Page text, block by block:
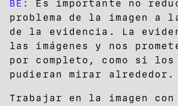
BE:
Es importante no
problema de la imagen a
de la evidencia. La
las imágenes y nos
por completo, como si
pudieran mirar alrededor.
Trabajar en la imagen